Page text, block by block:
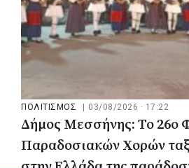
ΠΟΛΙΤΙΣΜΟΣ | 03/08/2026 · 17:22
Δήμος Μεσσήνης: Το 26ο
Παραδοσιακών Χορών